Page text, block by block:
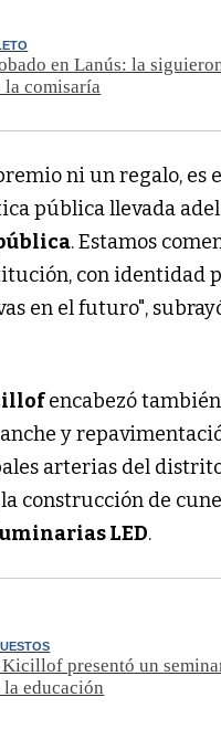
en Lanús: la
la comisaría
ni un regalo,
pública llevada
. Estamos
con identidad
en el futuro",
encabezó
y
arterias del
construcción de
LED.
Kicillof presentó un
la educación